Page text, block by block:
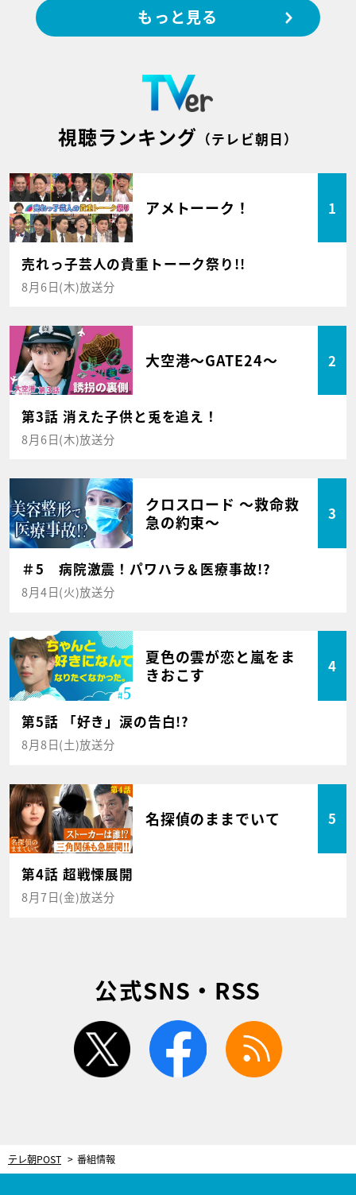
もっと見る
視聴ランキング （テレビ朝日）
アメトーーク！ 1
売れっ子芸人の貴重トーーク祭り!!
8月6日(木)放送分
大空港～GATE24～ 2
第3話 消えた子供と兎を追え！
8月6日(木)放送分
クロスロード ～救命救
急の約束～
3
＃5 病院激震！パワハラ＆医療事故!?
8月4日(火)放送分
夏色の雲が恋と嵐をま
きおこす
4
第5話 「好き」涙の告白!?
8月8日(土)放送分
名探偵のままでいて 5
第4話 超戦慄展開
8月7日(金)放送分
公式SNS・RSS
twitter facebook
テレ朝POST 番組情報